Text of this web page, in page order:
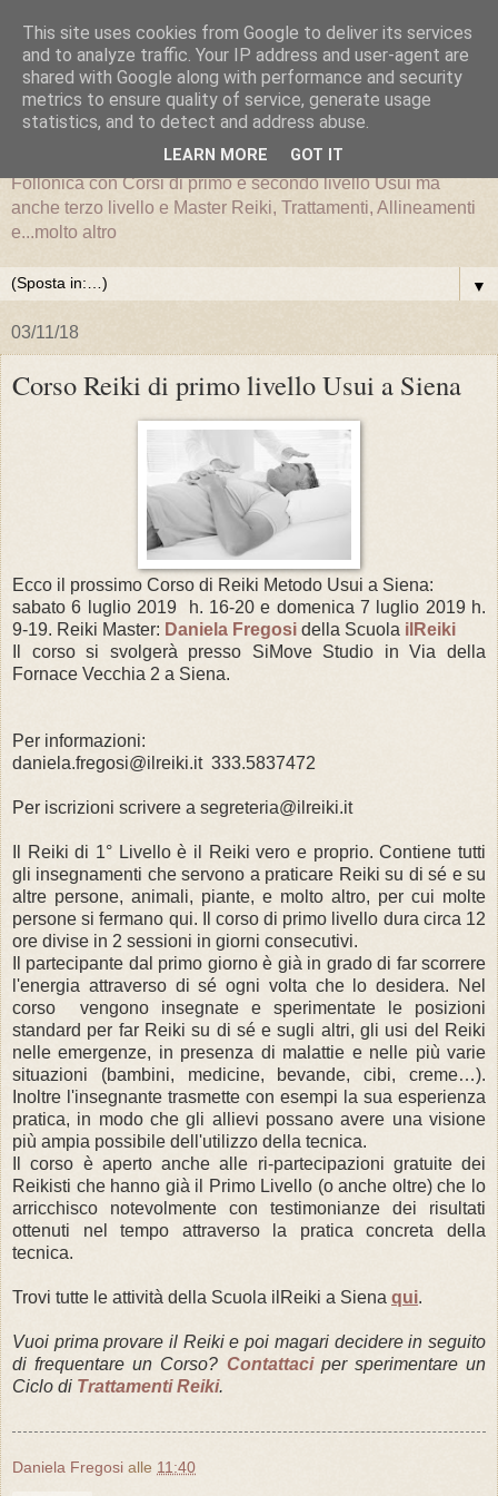
La scuola nazionale ilReiki è presente a Grosseto e
Follonica con Corsi di primo e secondo livello Usui ma
anche terzo livello e Master Reiki, Trattamenti, Allineamenti
e...molto altro
▼
03/11/18
Corso Reiki di primo livello Usui a Siena
Ecco il prossimo Corso di Reiki Metodo Usui a Siena:
sabato 6 luglio 2019 h. 16-20 e domenica 7 luglio 2019 h.
9-19. Reiki Master: Daniela Fregosi della Scuola ilReiki
Il corso si svolgerà presso SiMove Studio in Via della
Fornace Vecchia 2 a Siena.
Per informazioni:
daniela.fregosi@ilreiki.it 333.5837472
Per iscrizioni scrivere a segreteria@ilreiki.it
Il Reiki di 1° Livello è il Reiki vero e proprio. Contiene tutti
gli insegnamenti che servono a praticare Reiki su di sé e su
altre persone, animali, piante, e molto altro, per cui molte
persone si fermano qui. Il corso di primo livello dura circa 12
ore divise in 2 sessioni in giorni consecutivi.
Il partecipante dal primo giorno è già in grado di far scorrere
l'energia attraverso di sé ogni volta che lo desidera. Nel
corso vengono insegnate e sperimentate le posizioni
standard per far Reiki su di sé e sugli altri, gli usi del Reiki
nelle emergenze, in presenza di malattie e nelle più varie
situazioni (bambini, medicine, bevande, cibi, creme…).
Inoltre l'insegnante trasmette con esempi la sua esperienza
pratica, in modo che gli allievi possano avere una visione
più ampia possibile dell'utilizzo della tecnica.
Il corso è aperto anche alle ri-partecipazioni gratuite dei
Reikisti che hanno già il Primo Livello (o anche oltre) che lo
arricchisco notevolmente con testimonianze dei risultati
ottenuti nel tempo attraverso la pratica concreta della
tecnica.
Trovi tutte le attività della Scuola ilReiki a Siena qui.
Vuoi prima provare il Reiki e poi magari decidere in seguito
di frequentare un Corso? Contattaciper sperimentare un
Ciclo di Trattamenti Reiki.
Daniela Fregosi alle 11:40
This site uses cookies from Google to deliver its services
and to analyze traffic. Your IP address and user-agent are
shared with Google along with performance and security
metrics to ensure quality of service, generate usage
statistics, and to detect and address abuse.
LEARN MORE GOT IT